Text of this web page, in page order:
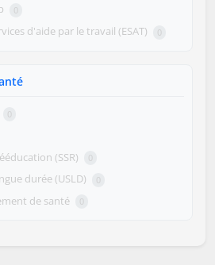
0
d'aide par le travail (ESAT) 0
0
(SSR) 0
durée (USLD) 0
de santé 0